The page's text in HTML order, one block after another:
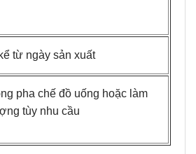
từ ngày sản xuất
pha chế đồ uống hoặc làm
tùy nhu cầu